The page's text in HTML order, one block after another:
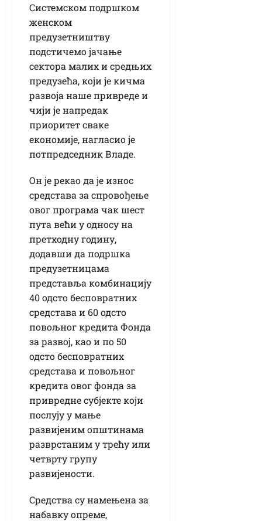
Системском подршком
женском
предузетништву
подстичемо јачање
сектора малих и средњих
предузећа, који је кичма
развоја наше привреде и
чији је напредак
приоритет сваке
економије, нагласио је
потпредседник Владе.
Он је рекао да је износ
средстава за спровођење
овог програма чак шест
пута већи у односу на
претходну годину,
додавши да подршка
предузетницама
представља комбинацију
40 одсто бесповратних
средстава и 60 одсто
повољног кредита Фонда
за развој, као и по 50
одсто бесповратних
средстава и повољног
кредита овог фонда за
привредне субјекте који
послују у мање
развијеним општинама
разврстаним у трећу или
четврту групу
развијености.
Средства су намењена за
набавку опреме,